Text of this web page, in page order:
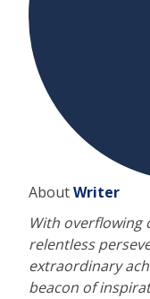
AboutWriter
With overflowing
relentless
extraordinary
beacon of